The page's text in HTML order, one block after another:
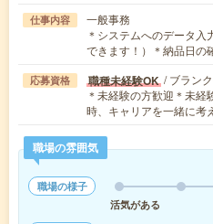
仕事内容
一般事務
＊システムへのデータ入
できます！）＊納品日
応募資格 職種未経験OK / ブラン
＊未経験の方歓迎＊未
時、キャリアを一緒に
職場の雰囲気
職場の様子
活気がある